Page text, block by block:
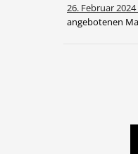
26. Februar
angebotenen